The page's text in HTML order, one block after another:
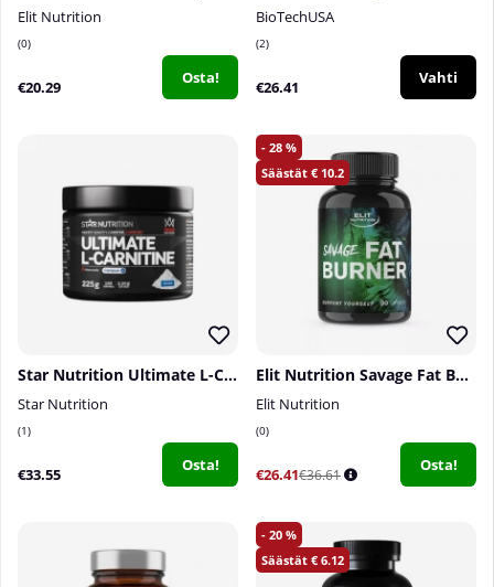
Elit Nutrition
0
€20.29 Osta!
BioTechUSA
2
€26.41 Vahti
Star Nutrition Ultimate L-Carnitine (powder), 225 g
Star Nutrition
1
€33.55 Osta!
28
10.2
Elit Nutrition Savage Fat Burner, 90 caps
Elit Nutrition
0
€26.41€36.61
Osta!
20
6.12